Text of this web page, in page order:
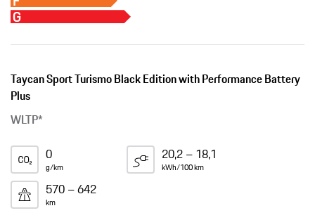
G
Taycan Sport Turismo Black Edition with Performance Battery
Plus
WLTP*
0
g/km
20,2 – 18,1
kWh/100 km
570 – 642
km